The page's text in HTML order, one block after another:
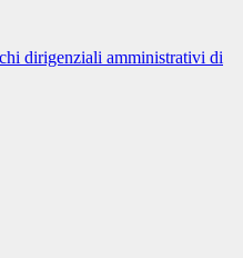
dirigenziali amministrativi di